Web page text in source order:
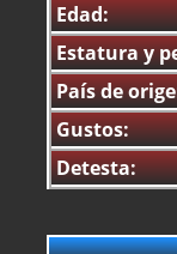
Edad:
Estatura y
País de
Gustos:
Detesta: